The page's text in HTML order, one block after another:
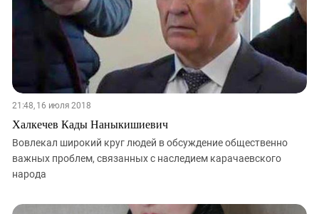
21:48, 16 июля 2018
Халкечев Кады Наныкишиевич
Вовлекал широкий круг людей в обсуждение общественно
важных проблем, связанных с наследием карачаевского
народа